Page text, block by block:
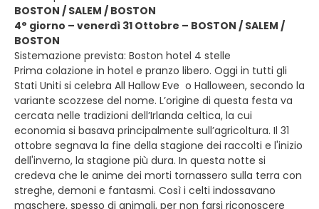
BOSTON / SALEM / BOSTON
4° giorno – venerdì 31 Ottobre – BOSTON / SALEM /
BOSTON
Sistemazione prevista: Boston hotel 4 stelle
Prima colazione in hotel e pranzo libero. Oggi in tutti gli
Stati Uniti si celebra All Hallow Eve o Halloween, secondo la
variante scozzese del nome. L’origine di questa festa va
cercata nelle tradizioni dell’Irlanda celtica, la cui
economia si basava principalmente sull’agricoltura. Il 31
ottobre segnava la fine della stagione dei raccolti e l'inizio
dell'inverno, la stagione più dura. In questa notte si
credeva che le anime dei morti tornassero sulla terra con
streghe, demoni e fantasmi. Così i celti indossavano
maschere, spesso di animali, per non farsi riconoscere